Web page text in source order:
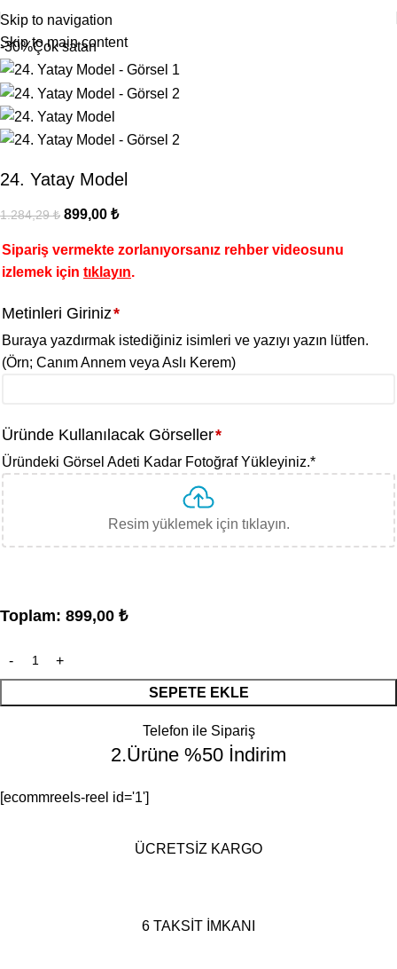
Skip to navigation
Skip to main content
-30%Çok satan
24. Yatay Model
1.284,29₺ 899,00 ₺
Sipariş vermekte zorlanıyorsanız rehber videosunu
izlemek için tıklayın.
Metinleri Giriniz*
Buraya yazdırmak istediğiniz isimleri ve yazıyı yazın lütfen.
(Örn; Canım Annem veya Aslı Kerem)
Üründe Kullanılacak Görseller*
Üründeki Görsel Adeti Kadar Fotoğraf Yükleyiniz.*
Resim yüklemek için tıklayın.
Toplam: 899,00 ₺
SEPETE EKLE
Telefon ile Sipariş
2.Ürüne %50 İndirim
[ecommreels-reel id='1']
ÜCRETSİZ KARGO
6 TAKSİT İMKANI